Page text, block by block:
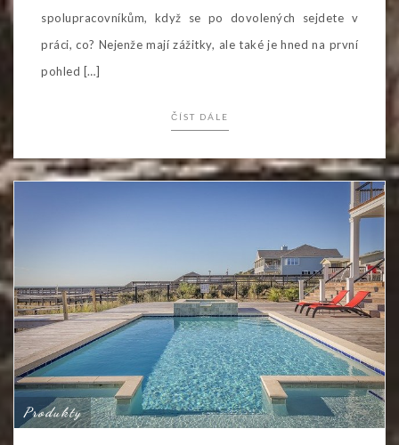
spolupracovníkům, když se po dovolených sejdete v
práci, co? Nejenže mají zážitky, ale také je hned na první
pohled […]
ČÍST DÁLE
Produkty